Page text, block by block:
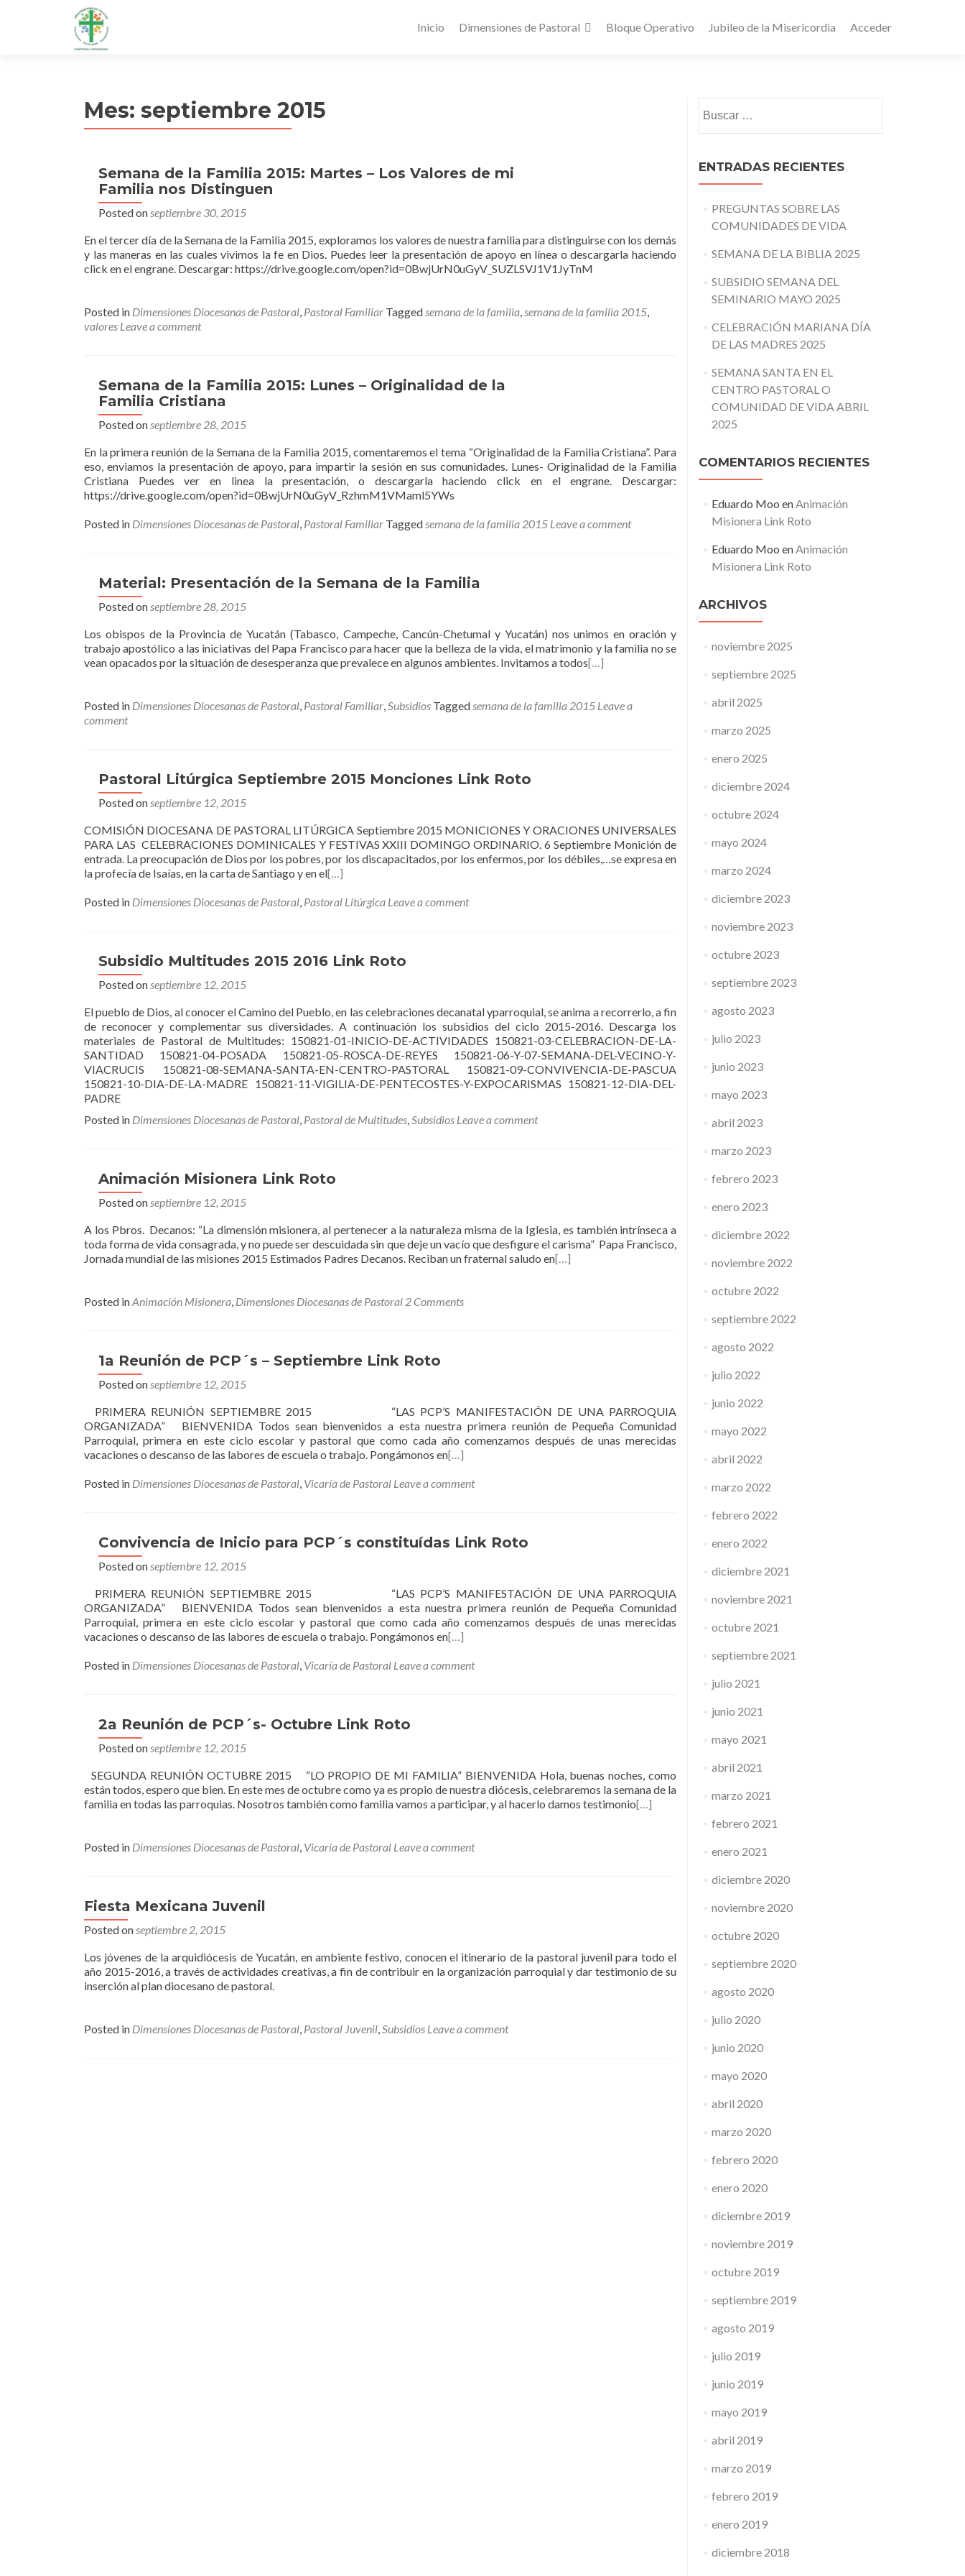
Inicio Dimensiones de Pastoral Bloque Operativo Jubileo de la Misericordia Acceder
Mes: septiembre 2015
Semana de la Familia 2015: Martes – Los Valores de mi
Familia nos Distinguen
Posted onseptiembre 30, 2015
En el tercer día de la Semana de la Familia 2015, exploramos los valores de nuestra familia para distinguirse con los demás
y las maneras en las cuales vivimos la fe en Dios. Puedes leer la presentación de apoyo en línea o descargarla haciendo
click en el engrane. Descargar: https://drive.google.com/open?id=0BwjUrN0uGyV_SUZLSVJ1V1JyTnM
Posted in Dimensiones Diocesanas de Pastoral, Pastoral Familiar Taggedsemana de la familia,semana de la familia 2015,
valores Leave a comment
Semana de la Familia 2015: Lunes – Originalidad de la
Familia Cristiana
Posted onseptiembre 28, 2015
En la primera reunión de la Semana de la Familia 2015, comentaremos el tema “Originalidad de la Familia Cristiana”. Para
eso, enviamos la presentación de apoyo, para impartir la sesión en sus comunidades. Lunes- Originalidad de la Familia
Cristiana Puedes ver en linea la presentación, o descargarla haciendo click en el engrane. Descargar:
https://drive.google.com/open?id=0BwjUrN0uGyV_RzhmM1VMaml5YWs
Posted in Dimensiones Diocesanas de Pastoral, Pastoral Familiar Taggedsemana de la familia 2015 Leave a comment
Material: Presentación de la Semana de la Familia
Posted onseptiembre 28, 2015
Los obispos de la Provincia de Yucatán (Tabasco, Campeche, Cancún-Chetumal y Yucatán) nos unimos en oración y
trabajo apostólico a las iniciativas del Papa Francisco para hacer que la belleza de la vida, el matrimonio y la familia no se
vean opacados por la situación de desesperanza que prevalece en algunos ambientes. Invitamos a todos[…]
Posted in Dimensiones Diocesanas de Pastoral, Pastoral Familiar,Subsidios Taggedsemana de la familia 2015 Leave a
comment
Pastoral Litúrgica Septiembre 2015 Monciones Link Roto
Posted onseptiembre 12, 2015
COMISIÓN DIOCESANA DE PASTORAL LITÚRGICA Septiembre 2015 MONICIONES Y ORACIONES UNIVERSALES
PARA LAS CELEBRACIONES DOMINICALES Y FESTIVAS XXIII DOMINGO ORDINARIO. 6 Septiembre Monición de
entrada. La preocupación de Dios por los pobres, por los discapacitados, por los enfermos, por los débiles,…se expresa en
la profecía de Isaías, en la carta de Santiago y en el[…]
Posted in Dimensiones Diocesanas de Pastoral, Pastoral Litúrgica Leave a comment
Subsidio Multitudes 2015 2016 Link Roto
Posted onseptiembre 12, 2015
El pueblo de Dios, al conocer el Camino del Pueblo, en las celebraciones decanatal yparroquial, se anima a recorrerlo, a fin
de reconocer y complementar sus diversidades. A continuación los subsidios del ciclo 2015-2016. Descarga los
materiales de Pastoral de Multitudes: 150821-01-INICIO-DE-ACTIVIDADES 150821-03-CELEBRACION-DE-LA-
SANTIDAD 150821-04-POSADA 150821-05-ROSCA-DE-REYES 150821-06-Y-07-SEMANA-DEL-VECINO-Y-
VIACRUCIS 150821-08-SEMANA-SANTA-EN-CENTRO-PASTORAL 150821-09-CONVIVENCIA-DE-PASCUA
150821-10-DIA-DE-LA-MADRE 150821-11-VIGILIA-DE-PENTECOSTES-Y-EXPOCARISMAS 150821-12-DIA-DEL-
PADRE
Posted in Dimensiones Diocesanas de Pastoral, Pastoral de Multitudes,Subsidios Leave a comment
Animación Misionera Link Roto
Posted onseptiembre 12, 2015
A los Pbros. Decanos: “La dimensión misionera, al pertenecer a la naturaleza misma de la Iglesia, es también intrínseca a
toda forma de vida consagrada, y no puede ser descuidada sin que deje un vacío que desfigure el carisma” Papa Francisco,
Jornada mundial de las misiones 2015 Estimados Padres Decanos. Reciban un fraternal saludo en[…]
Posted inAnimación Misionera, Dimensiones Diocesanas de Pastoral 2 Comments
1a Reunión de PCP´s – Septiembre Link Roto
Posted onseptiembre 12, 2015
PRIMERA REUNIÓN SEPTIEMBRE 2015 “LAS PCP’S MANIFESTACIÓN DE UNA PARROQUIA
ORGANIZADA” BIENVENIDA Todos sean bienvenidos a esta nuestra primera reunión de Pequeña Comunidad
Parroquial, primera en este ciclo escolar y pastoral que como cada año comenzamos después de unas merecidas
vacaciones o descanso de las labores de escuela o trabajo. Pongámonos en[…]
Posted in Dimensiones Diocesanas de Pastoral, Vicaría de Pastoral Leave a comment
Convivencia de Inicio para PCP´s constituídas Link Roto
Posted onseptiembre 12, 2015
PRIMERA REUNIÓN SEPTIEMBRE 2015 “LAS PCP’S MANIFESTACIÓN DE UNA PARROQUIA
ORGANIZADA” BIENVENIDA Todos sean bienvenidos a esta nuestra primera reunión de Pequeña Comunidad
Parroquial, primera en este ciclo escolar y pastoral que como cada año comenzamos después de unas merecidas
vacaciones o descanso de las labores de escuela o trabajo. Pongámonos en[…]
Posted in Dimensiones Diocesanas de Pastoral, Vicaría de Pastoral Leave a comment
2a Reunión de PCP´s- Octubre Link Roto
Posted onseptiembre 12, 2015
SEGUNDA REUNIÓN OCTUBRE 2015 “LO PROPIO DE MI FAMILIA” BIENVENIDA Hola, buenas noches, como
están todos, espero que bien. En este mes de octubre como ya es propio de nuestra diócesis, celebraremos la semana de la
familia en todas las parroquias. Nosotros también como familia vamos a participar, y al hacerlo damos testimonio[…]
Posted in Dimensiones Diocesanas de Pastoral, Vicaría de Pastoral Leave a comment
Fiesta Mexicana Juvenil
Posted onseptiembre 2, 2015
Los jóvenes de la arquidiócesis de Yucatán, en ambiente festivo, conocen el itinerario de la pastoral juvenil para todo el
año 2015-2016, a través de actividades creativas, a fin de contribuir en la organización parroquial y dar testimonio de su
inserción al plan diocesano de pastoral.
Posted in Dimensiones Diocesanas de Pastoral, Pastoral Juvenil,Subsidios Leave a comment
ENTRADAS RECIENTES
PREGUNTAS SOBRE LAS
COMUNIDADES DE VIDA
SEMANA DE LA BIBLIA 2025
SUBSIDIO SEMANA DEL
SEMINARIO MAYO 2025
CELEBRACIÓN MARIANA DÍA
DE LAS MADRES 2025
SEMANA SANTA EN EL
CENTRO PASTORAL O
COMUNIDAD DE VIDA ABRIL
2025
COMENTARIOS RECIENTES
Eduardo Moo enAnimación
Misionera Link Roto
Eduardo Moo enAnimación
Misionera Link Roto
ARCHIVOS
noviembre 2025
septiembre 2025
abril 2025
marzo 2025
enero 2025
diciembre 2024
octubre 2024
mayo 2024
marzo 2024
diciembre 2023
noviembre 2023
octubre 2023
septiembre 2023
agosto 2023
julio 2023
junio 2023
mayo 2023
abril 2023
marzo 2023
febrero 2023
enero 2023
diciembre 2022
noviembre 2022
octubre 2022
septiembre 2022
agosto 2022
julio 2022
junio 2022
mayo 2022
abril 2022
marzo 2022
febrero 2022
enero 2022
diciembre 2021
noviembre 2021
octubre 2021
septiembre 2021
julio 2021
junio 2021
mayo 2021
abril 2021
marzo 2021
febrero 2021
enero 2021
diciembre 2020
noviembre 2020
octubre 2020
septiembre 2020
agosto 2020
julio 2020
junio 2020
mayo 2020
abril 2020
marzo 2020
febrero 2020
enero 2020
diciembre 2019
noviembre 2019
octubre 2019
septiembre 2019
agosto 2019
julio 2019
junio 2019
mayo 2019
abril 2019
marzo 2019
febrero 2019
enero 2019
diciembre 2018